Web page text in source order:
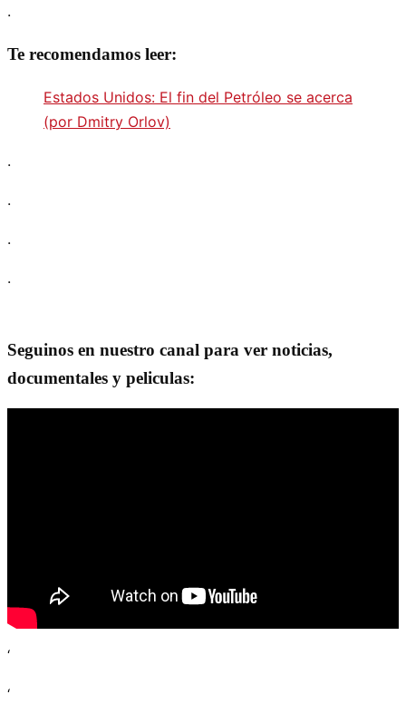
.
Te recomendamos leer:
Estados Unidos: El fin del Petróleo se acerca
(por Dmitry Orlov)
.
.
.
.
Seguinos en nuestro canal para ver noticias,
documentales y peliculas:
‘
‘